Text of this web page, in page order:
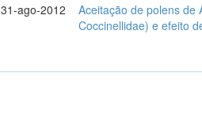
31-ago-2012
Aceitação de polens de
Coccinellidae) e efeito